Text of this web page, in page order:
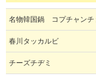
名物韓国鍋 コプチャンチ
春川タッカルビ
チーズチヂミ